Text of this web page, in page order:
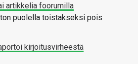
artikkelia foorumilla
puolella toistakseksi pois
kirjoitusvirheestä